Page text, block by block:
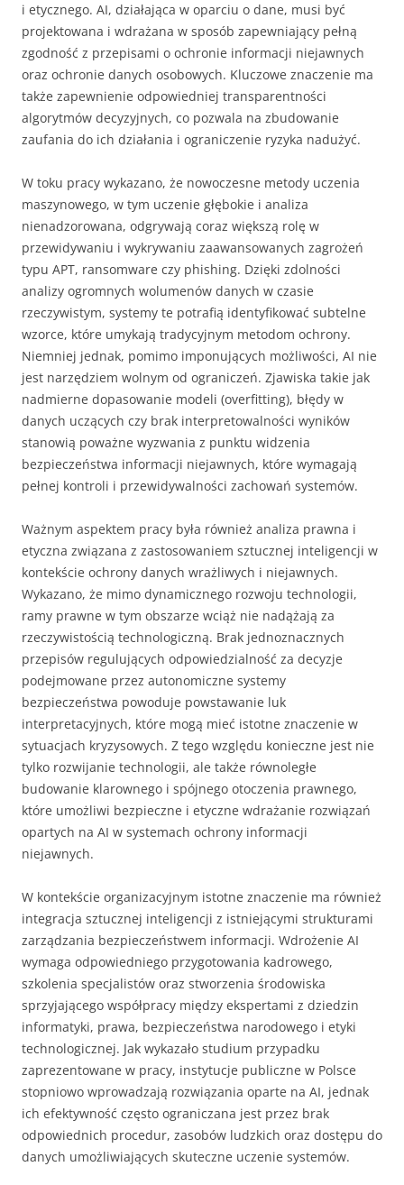
i etycznego. AI, działająca w oparciu o dane, musi być
projektowana i wdrażana w sposób zapewniający pełną
zgodność z przepisami o ochronie informacji niejawnych
oraz ochronie danych osobowych. Kluczowe znaczenie ma
także zapewnienie odpowiedniej transparentności
algorytmów decyzyjnych, co pozwala na zbudowanie
zaufania do ich działania i ograniczenie ryzyka nadużyć.
W toku pracy wykazano, że nowoczesne metody uczenia
maszynowego, w tym uczenie głębokie i analiza
nienadzorowana, odgrywają coraz większą rolę w
przewidywaniu i wykrywaniu zaawansowanych zagrożeń
typu APT, ransomware czy phishing. Dzięki zdolności
analizy ogromnych wolumenów danych w czasie
rzeczywistym, systemy te potrafią identyfikować subtelne
wzorce, które umykają tradycyjnym metodom ochrony.
Niemniej jednak, pomimo imponujących możliwości, AI nie
jest narzędziem wolnym od ograniczeń. Zjawiska takie jak
nadmierne dopasowanie modeli (overfitting), błędy w
danych uczących czy brak interpretowalności wyników
stanowią poważne wyzwania z punktu widzenia
bezpieczeństwa informacji niejawnych, które wymagają
pełnej kontroli i przewidywalności zachowań systemów.
Ważnym aspektem pracy była również analiza prawna i
etyczna związana z zastosowaniem sztucznej inteligencji w
kontekście ochrony danych wrażliwych i niejawnych.
Wykazano, że mimo dynamicznego rozwoju technologii,
ramy prawne w tym obszarze wciąż nie nadążają za
rzeczywistością technologiczną. Brak jednoznacznych
przepisów regulujących odpowiedzialność za decyzje
podejmowane przez autonomiczne systemy
bezpieczeństwa powoduje powstawanie luk
interpretacyjnych, które mogą mieć istotne znaczenie w
sytuacjach kryzysowych. Z tego względu konieczne jest nie
tylko rozwijanie technologii, ale także równoległe
budowanie klarownego i spójnego otoczenia prawnego,
które umożliwi bezpieczne i etyczne wdrażanie rozwiązań
opartych na AI w systemach ochrony informacji
niejawnych.
W kontekście organizacyjnym istotne znaczenie ma również
integracja sztucznej inteligencji z istniejącymi strukturami
zarządzania bezpieczeństwem informacji. Wdrożenie AI
wymaga odpowiedniego przygotowania kadrowego,
szkolenia specjalistów oraz stworzenia środowiska
sprzyjającego współpracy między ekspertami z dziedzin
informatyki, prawa, bezpieczeństwa narodowego i etyki
technologicznej. Jak wykazało studium przypadku
zaprezentowane w pracy, instytucje publiczne w Polsce
stopniowo wprowadzają rozwiązania oparte na AI, jednak
ich efektywność często ograniczana jest przez brak
odpowiednich procedur, zasobów ludzkich oraz dostępu do
danych umożliwiających skuteczne uczenie systemów.